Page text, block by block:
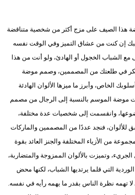
مرأة
إسلامية
علوم
وتكنولوجيا
بيئة
مدوَّنات
أبراج
هذا الصيف على مزج أكثر من شخصية متناقضة
إن كنت من عشاق التميز وفي الوقت نفسه
مع الشباب الخجول أو الهادئ، ولو أنت من هذا
فكر في طلعتك من المصممين، وصمم موضة
الخاص، وأبرز ما ميزها الألوان الهادئة
موضة الموسم بالنسبة إلى الرجال من مصمم
وانقسمت إلى شخصيات عدة مختلفة،
للألوان، فنجد عددًا من المصممين والماركات
من الأزياء المختلفة والجنز العائد بقوة
وتميزت بالألوان الممزوجة والمتضاربة،
التي قلما يرتديها الشباب، لكنها محض
تهمه نظرة الناس بقدر ما يهمه رأيه في نفسه.